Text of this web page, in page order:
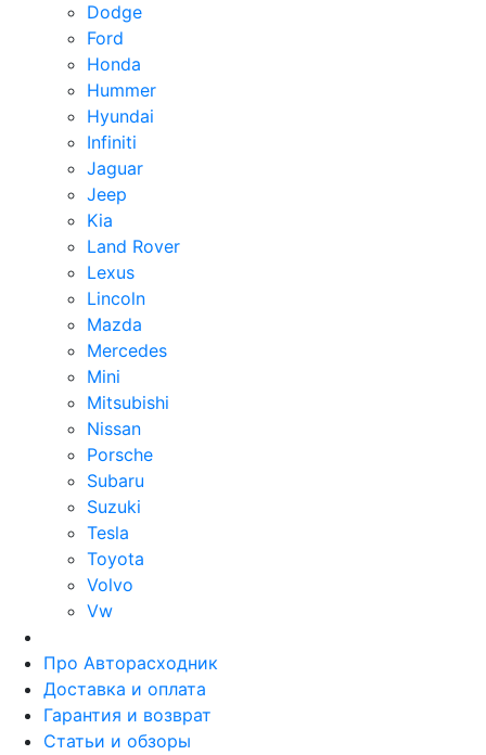
Dodge
Ford
Honda
Hummer
Hyundai
Infiniti
Jaguar
Jeep
Kia
Land Rover
Lexus
Lincoln
Mazda
Mercedes
Mini
Mitsubishi
Nissan
Porsche
Subaru
Suzuki
Tesla
Toyota
Volvo
Vw
Про Авторасходник
Доставка и оплата
Гарантия и возврат
Статьи и обзоры